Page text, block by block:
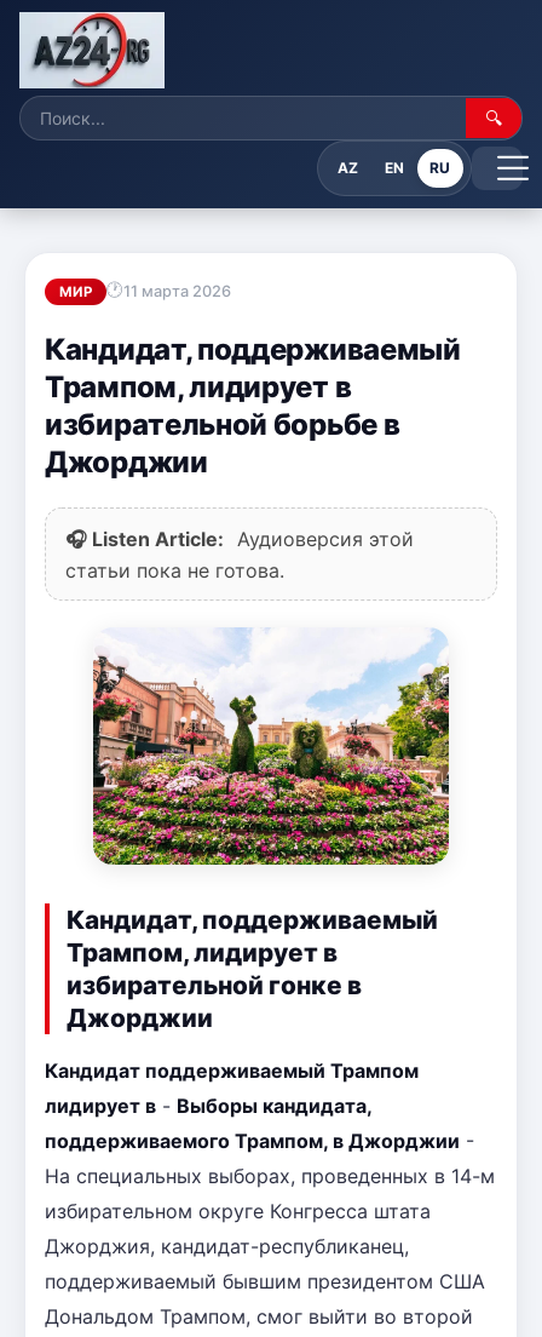
🔍
AZ EN RU
МИР 11 марта 2026
Кандидат, поддерживаемый
Трампом, лидирует в
избирательной борьбе в
Джорджии
🎧 Listen Article:
Аудиоверсия этой
статьи пока не готова.
Кандидат, поддерживаемый
Трампом, лидирует в
избирательной гонке в
Джорджии
Кандидат поддерживаемый Трампом
лидирует в - Выборы кандидата,
поддерживаемого Трампом, в Джорджии -
На специальных выборах, проведенных в 14-м
избирательном округе Конгресса штата
Джорджия, кандидат-республиканец,
поддерживаемый бывшим президентом США
Дональдом Трампом, смог выйти во второй